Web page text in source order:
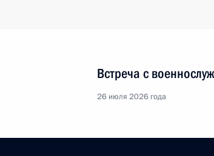
Встреча с
26 июля 2026 года